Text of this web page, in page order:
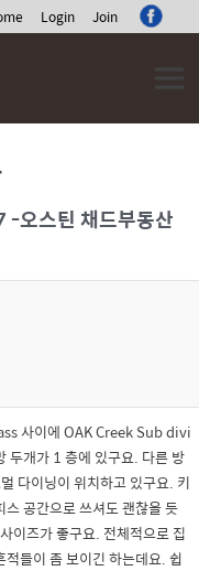
Login Join
오스틴 채드부동산
사이에 OAK Creek Sub divi
두개가 1 층에 있구요. 다른 방
다이닝이 위치하고 있구요. 키
공간으로 쓰셔도 괜찮을 듯
이즈가 좋구요. 전체적으로 집
들이 좀 보이긴 하는데요. 쉽